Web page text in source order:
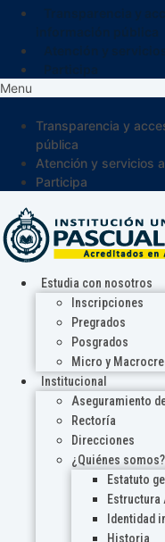
Menu
Transparencia y
pública
Atención y servicios
Participa
Estudia con nosotros
Inscripciones
Pregrados
Posgrados
Micro y
Institucional
Aseguramiento
Rectoría
Direcciones
¿Quiénes somos?
Estatuto
Identidad
Historia